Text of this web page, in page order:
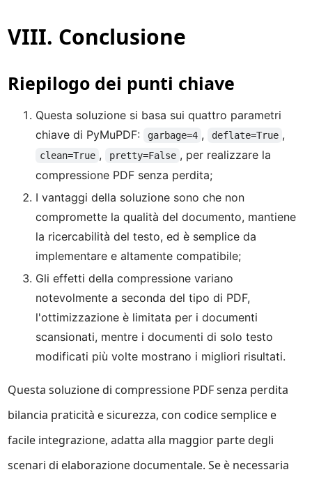
VIII. Conclusione
Riepilogo dei punti chiave
Questa soluzione si basa sui quattro parametri
chiave di PyMuPDF:
garbage=4 , deflate=True ,
clean=True , pretty=False , per realizzare la
compressione PDF senza perdita;
I vantaggi della soluzione sono che non
compromette la qualità del documento, mantiene
la ricercabilità del testo, ed è semplice da
implementare e altamente compatibile;
Gli effetti della compressione variano
notevolmente a seconda del tipo di PDF,
l'ottimizzazione è limitata per i documenti
scansionati, mentre i documenti di solo testo
modificati più volte mostrano i migliori risultati.
Questa soluzione di compressione PDF senza perdita
bilancia praticità e sicurezza, con codice semplice e
facile integrazione, adatta alla maggior parte degli
scenari di elaborazione documentale. Se è necessaria